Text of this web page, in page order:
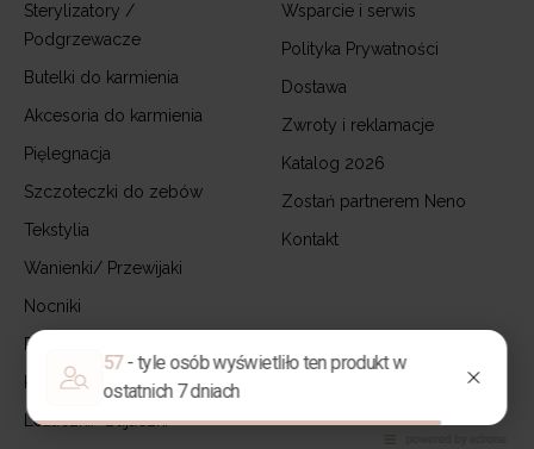
Sterylizatory /
Podgrzewacze
Butelki do karmienia
Akcesoria do karmienia
Pięlegnacja
Szczoteczki do zebów
Tekstylia
Wanienki/ Przewijaki
Nocniki
Pokój dziecka
Krzesełka
Leżaczki/ Bujaczki
Wsparcie i serwis
Polityka Prywatności
Dostawa
Zwroty i reklamacje
Katalog 2026
Zostań partnerem Neno
Kontakt